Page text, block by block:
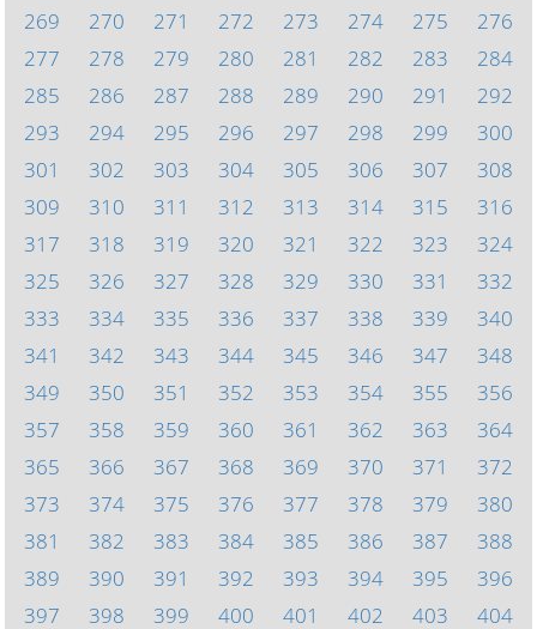
269
270 271 272 273 274 275
276
277
278 279 280 281 282 283
284
285
286 287 288 289 290 291
292
293
294 295 296 297 298 299
300
301
302 303 304 305 306 307
308
309
310 311 312 313 314 315
316
317
318 319 320 321 322 323
324
325
326 327 328 329 330 331
332
333
334 335 336 337 338 339
340
341
342 343 344 345 346 347
348
349
350 351 352 353 354 355
356
357
358 359 360 361 362 363
364
365
366 367 368 369 370 371
372
373
374 375 376 377 378 379
380
381
382 383 384 385 386 387
388
389
390 391 392 393 394 395
396
397
398 399 400 401 402 403 404